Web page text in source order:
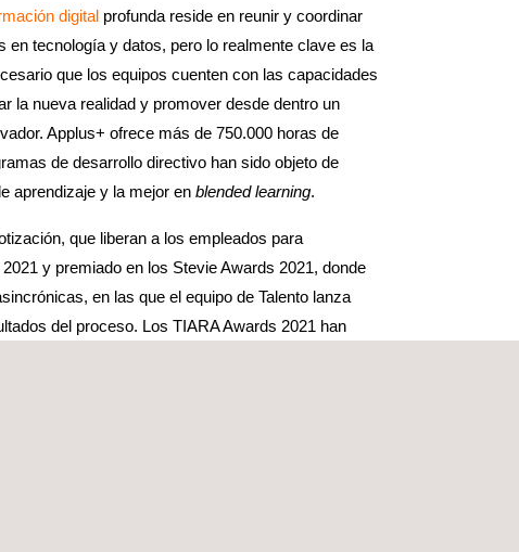
digital profunda reside en reunir y coordinar
en tecnología y datos, pero lo realmente clave es la
que los equipos cuenten con las capacidades
la nueva realidad y promover desde dentro un
Applus+ ofrece más de 750.000 horas de
de desarrollo directivo han sido objeto de
aprendizaje y la mejor en blended learning.
que liberan a los empleados para
y premiado en los Stevie Awards 2021, donde
en las que el equipo de Talento lanza
del proceso. Los TIARA Awards 2021 han